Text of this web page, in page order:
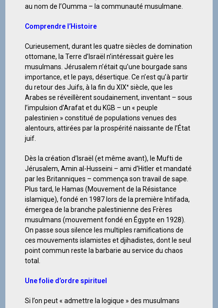
au nom de l’Oumma – la communauté musulmane.
Comprendre l’Histoire
Curieusement, durant les quatre siècles de domination
ottomane, la Terre d’Israël n’intéressait guère les
musulmans. Jérusalem n’était qu’une bourgade sans
importance, et le pays, désertique. Ce n’est qu’à partir
du retour des Juifs, à la fin du XIXᵉ siècle, que les
Arabes se réveillèrent soudainement, inventant – sous
l’impulsion d’Arafat et du KGB – un « peuple
palestinien » constitué de populations venues des
alentours, attirées par la prospérité naissante de l’État
juif.
Dès la création d’Israël (et même avant), le Mufti de
Jérusalem, Amin al-Husseini – ami d’Hitler et mandaté
par les Britanniques – commença son travail de sape.
Plus tard, le Hamas (Mouvement de la Résistance
islamique), fondé en 1987 lors de la première Intifada,
émergea de la branche palestinienne des Frères
musulmans (mouvement fondé en Égypte en 1928).
On passe sous silence les multiples ramifications de
ces mouvements islamistes et djihadistes, dont le seul
point commun reste la barbarie au service du chaos
total.
Une folie d’ordre spirituel
Si l’on peut « admettre la logique » des musulmans